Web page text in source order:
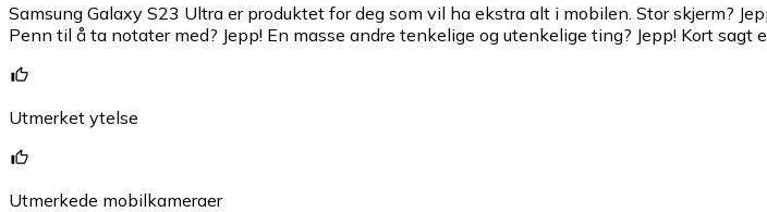
Samsung Galaxy S23 Ultra er produktet for deg som vil ha ekstra alt i mobilen. Stor skjerm?
Penn til å ta notater med? Jepp! En masse andre tenkelige og utenkelige ting? Jepp! Kort
Utmerket ytelse
Utmerkede mobilkameraer